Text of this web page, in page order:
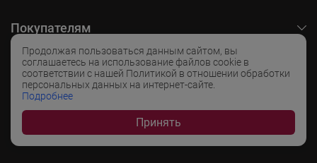
Продолжая пользоваться данным сайтом, вы
соглашаетесь на использование файлов cookie в
соответствии с нашей Политикой в отношении обработки
персональных данных на интернет-сайте.
Подробнее
Принять
Покупателям
O LADOGA Wine
Интересные разделы
Популярные разделы